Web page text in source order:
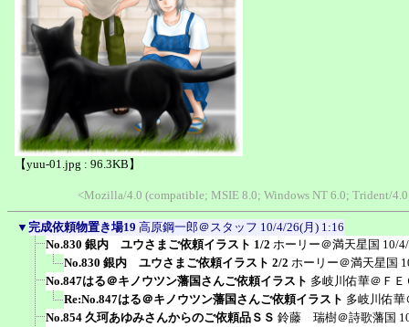
【yuu-01.jpg : 96.3KB】
<Mozilla/4.0 (compatible; MSIE 8.0; Windows NT 6.0; Trident/
▼ 完成依頼物置き場19 高原鋼一郎＠スタッフ 10/4/26(月) 1:16
No.830 銀内 ユウさまご依頼イラスト 1/2 ホーリー＠満天星国 10/
No.830 銀内 ユウさまご依頼イラスト 2/2 ホーリー＠満天星国
No.847はる＠キノウツン藩国さんご依頼イラスト 多岐川佑華＠ＦＥ
Re:No.847はる＠キノウツン藩国さんご依頼イラスト 多岐川佑華
No.854 久珂あゆみさんからのご依頼品ＳＳ 鈴藤 瑞樹＠詩歌藩国